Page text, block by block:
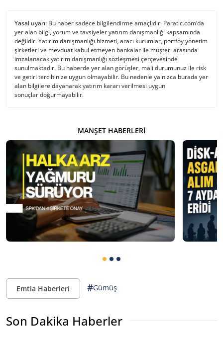
Yasal uyarı: Bu haber sadece bilgilendirme amaçlıdır. Paratic.com’da
yer alan bilgi, yorum ve tavsiyeler yatırım danışmanlığı kapsamında
değildir. Yatırım danışmanlığı hizmeti, aracı kurumlar, portföy yönetim
şirketleri ve mevduat kabul etmeyen bankalar ile müşteri arasında
imzalanacak yatırım danışmanlığı sözleşmesi çerçevesinde
sunulmaktadır. Bu haberde yer alan görüşler, mali durumunuz ile risk
ve getiri tercihinize uygun olmayabilir. Bu nedenle yalnızca burada yer
alan bilgilere dayanarak yatırım kararı verilmesi uygun
sonuçlar doğurmayabilir.
MANŞET HABERLERI
Emtia Haberleri #Gümüş
Son Dakika Haberler